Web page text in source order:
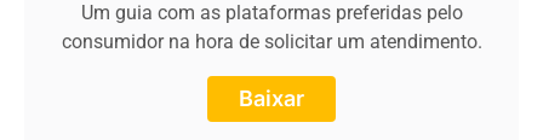
Um guia com as plataformas preferidas pelo
consumidor na hora de solicitar um atendimento.
Baixar